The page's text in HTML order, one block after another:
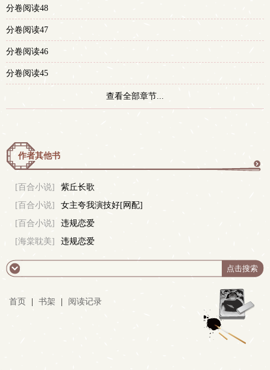
分卷阅读48
分卷阅读47
分卷阅读46
分卷阅读45
查看全部章节...
作者其他书
[百合小说]
紫丘长歌
[百合小说]
女主夸我演技好[网配]
[百合小说]
违规恋爱
[海棠耽美]
违规恋爱
首页 书架 阅读记录